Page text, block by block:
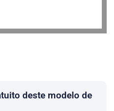
deste modelo de